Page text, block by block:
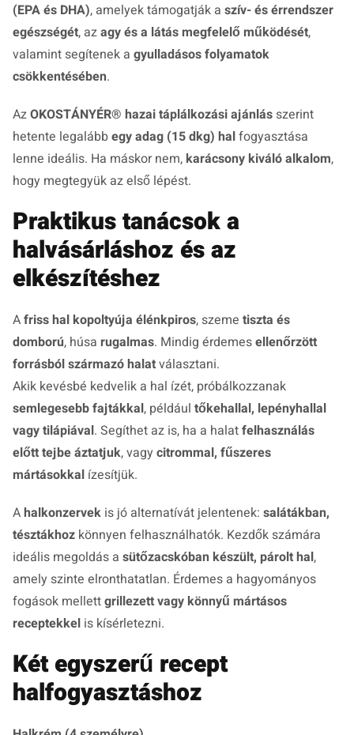
(EPA és DHA), amelyek támogatják a szív- és érrendszer
egészségét, azagy és a látás megfelelő működését,
valamint segítenek a gyulladásos folyamatok
csökkentésében.
AzOKOSTÁNYÉR® hazai táplálkozási ajánlás szerint
hetente legalábbegy adag (15 dkg) halfogyasztása
lenne ideális. Ha máskor nem, karácsony kiváló alkalom,
hogy megtegyük az első lépést.
Praktikus tanácsok a
halvásárláshoz és az
elkészítéshez
Afriss hal kopoltyúja élénkpiros, szeme tiszta és
domború, húsa rugalmas. Mindig érdemesellenőrzött
forrásból származó halatválasztani.
Akik kevésbé kedvelik a hal ízét, próbálkozzanak
semlegesebb fajtákkal, például tőkehallal, lepényhallal
vagy tilápiával. Segíthet az is, ha a halatfelhasználás
előtt tejbe áztatjuk, vagy citrommal, fűszeres
mártásokkal ízesítjük.
Ahalkonzervek is jó alternatívát jelentenek: salátákban,
tésztákhoz könnyen felhasználhatók. Kezdők számára
ideális megoldás a sütőzacskóban készült, párolt hal,
amely szinte elronthatatlan. Érdemes a hagyományos
fogások mellettgrillezett vagy könnyű mártásos
receptekkel is kísérletezni.
Két egyszerű recept
halfogyasztáshoz